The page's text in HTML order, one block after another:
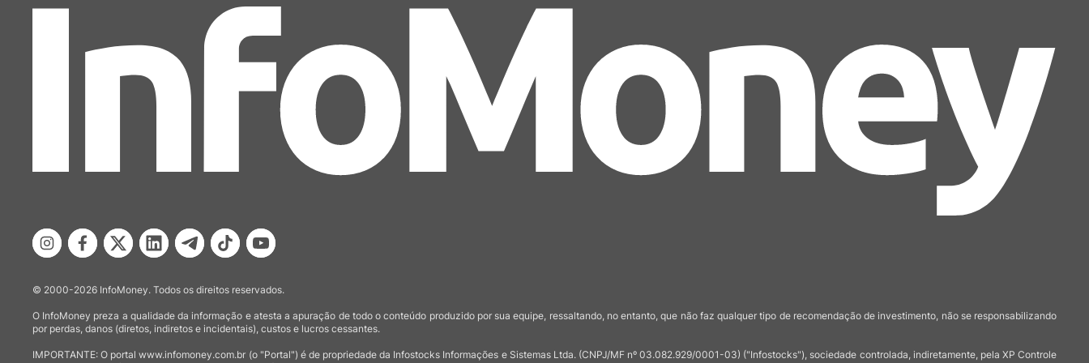
© 2000-2026 InfoMoney. Todos os direitos reservados.
O InfoMoney preza a qualidade da informação e atesta a apuração de todo o conteúdo produzido por sua equipe, ressaltando, no entanto, que não faz qualquer tipo de recomendação de investimento, não se responsabilizando
por perdas, danos (diretos, indiretos e incidentais), custos e lucros cessantes.
IMPORTANTE: O portal www.infomoney.com.br (o "Portal") é de propriedade da Infostocks Informações e Sistemas Ltda. (CNPJ/MF nº 03.082.929/0001-03) ("Infostocks"), sociedade controlada, indiretamente, pela XP Controle